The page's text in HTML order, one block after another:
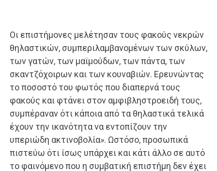
Οι επιστήμονες μελέτησαν τους φακούς νεκρών
θηλαστικών, συμπεριλαμβανομένων των σκύλων,
των γατών, των μαϊμούδων, των πάντα, των
σκαντζόχοιρων και των κουναβιών. Ερευνώντας
το ποσοστό του φωτός που διαπερνά τους
φακούς και φτάνει στον αμφιβληστροειδή τους,
συμπέραναν ότι κάποια από τα θηλαστικά τελικά
έχουν την ικανότητα να εντοπίζουν την
υπεριώδη ακτινοβολία». Ωστόσο, προσωπικά
πιστεύω ότι ίσως υπάρχει και κάτι άλλο σε αυτό
το φαινόμενο που η συμβατική επιστήμη δεν έχει